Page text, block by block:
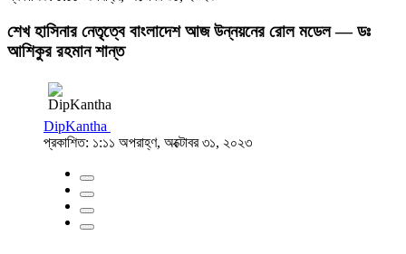
শেখ হাসিনার নেতৃত্বে বাংলাদেশ আজ উন্নয়নের রোল মডেল — ডঃ
আশিকুর রহমান শান্ত
DipKantha
প্রকাশিত: ১:১১ অপরাহ্ণ, অক্টোবর ৩১, ২০২৩